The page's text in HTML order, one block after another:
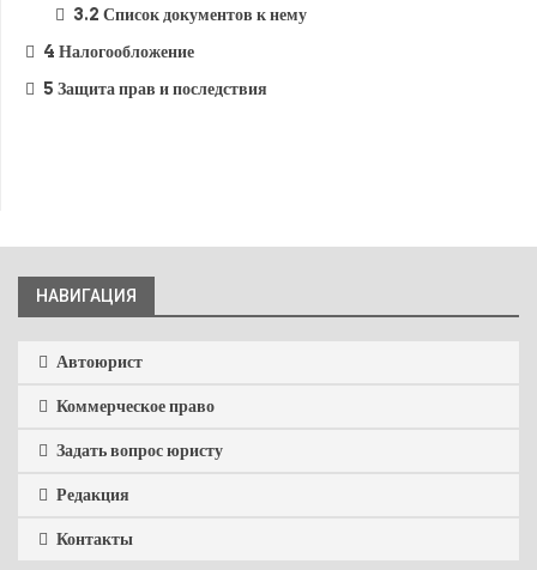
3.2 Список документов к нему
4 Налогообложение
5 Защита прав и последствия
НАВИГАЦИЯ
Автоюрист
Коммерческое право
Задать вопрос юристу
Редакция
Контакты